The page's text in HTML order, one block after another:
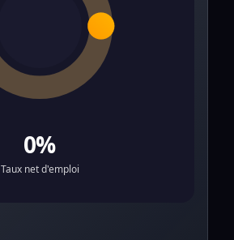
0%
Taux net d'emploi